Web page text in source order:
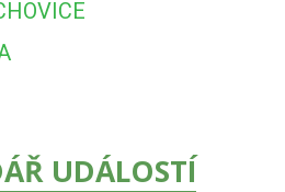
UDÁLOSTÍ